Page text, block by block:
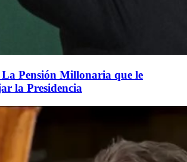
Pensión Millonaria que le
la Presidencia